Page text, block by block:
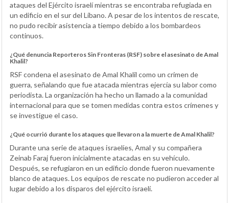
ataques del Ejército israelí mientras se encontraba refugiada en
un edificio en el sur del Líbano. A pesar de los intentos de rescate,
no pudo recibir asistencia a tiempo debido a los bombardeos
continuos.
¿Qué denuncia Reporteros Sin Fronteras (RSF) sobre el asesinato de Amal
Khalil?
RSF condena el asesinato de Amal Khalil como un crimen de
guerra, señalando que fue atacada mientras ejercía su labor como
periodista. La organización ha hecho un llamado a la comunidad
internacional para que se tomen medidas contra estos crímenes y
se investigue el caso.
¿Qué ocurrió durante los ataques que llevaron a la muerte de Amal Khalil?
Durante una serie de ataques israelíes, Amal y su compañera
Zeinab Faraj fueron inicialmente atacadas en su vehículo.
Después, se refugiaron en un edificio donde fueron nuevamente
blanco de ataques. Los equipos de rescate no pudieron acceder al
lugar debido a los disparos del ejército israelí.